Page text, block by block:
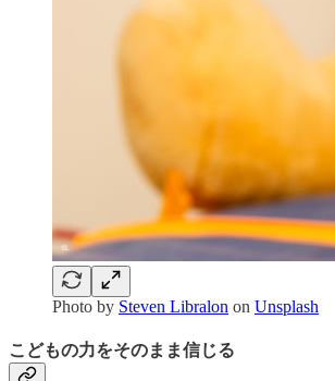
Photo by Steven Libralon on Unsplash
こどもの力をそのまま信じる